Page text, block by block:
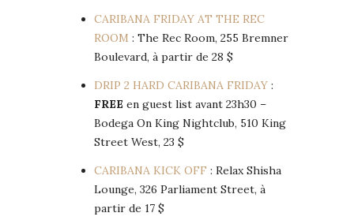
CARIBANA FRIDAY AT THE REC
ROOM : The Rec Room, 255 Bremner
Boulevard, à partir de 28 $
DRIP 2 HARD CARIBANA FRIDAY :
FREE en guest list avant 23h30 –
Bodega On King Nightclub, 510 King
Street West, 23 $
CARIBANA KICK OFF : Relax Shisha
Lounge, 326 Parliament Street, à
partir de 17 $